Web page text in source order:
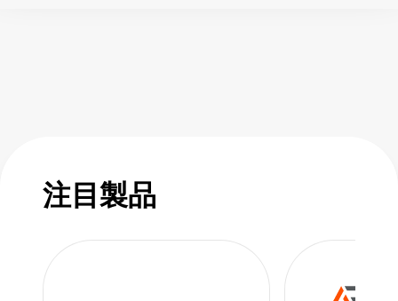
means less burden on the AC power
infrastructure of your data center.
swappable PSU modules and shelves to be
注目製品